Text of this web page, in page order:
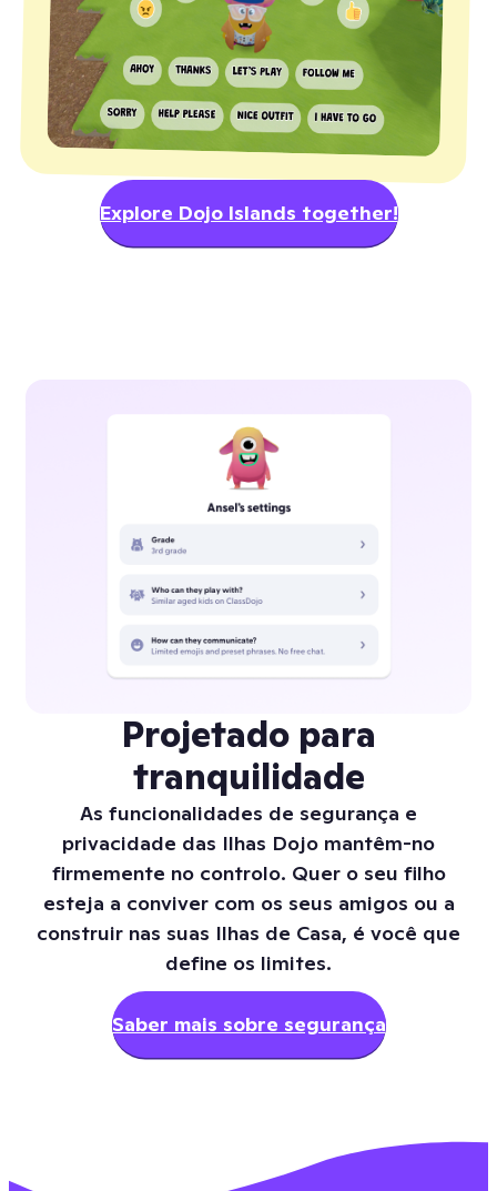
Explore Dojo Islands together!
Projetado para
tranquilidade
As funcionalidades de segurança e
privacidade das Ilhas Dojo mantêm-no
firmemente no controlo. Quer o seu filho
esteja a conviver com os seus amigos ou a
construir nas suas Ilhas de Casa, é você que
define os limites.
Saber mais sobre segurança